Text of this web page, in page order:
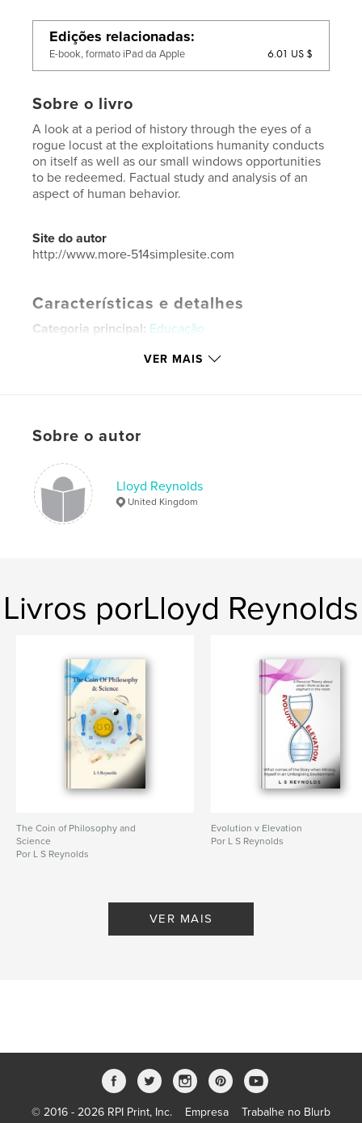
Edições relacionadas
E-book, formato iPad da Apple 6.01 US $
Sobre o livro
A look at a period of history through the eyes of a
rogue locust at the exploitations humanity conducts
on itself as well as our small windows opportunities
to be redeemed. Factual study and analysis of an
aspect of human behavior.
Site do autor
http://www.more-514simplesite.com
Características e detalhes
Categoria principal: Educação
Categorias adicionais História ,Inspiração
Capa mole: 9781006166747
IdiomaEnglish
Palavras-chavee
VER MAIS
Sobre o autor
Lloyd Reynolds
United Kingdom
Livros porLloyd Reynolds
The Coin of Philosophy and
Science
Por L S Reynolds
Evolution v Elevation
Por L S Reynolds
VER MAIS
© 2016 - 2026 RPI Print, Inc. Empresa Trabalhe no Blurb